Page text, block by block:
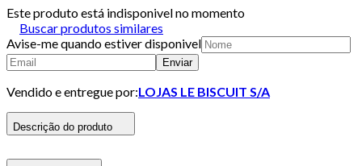
Este produto está indisponivel no momento
Buscar produtos similares
Avise-me quando estiver disponivel
Enviar
Vendido e entregue por:LOJAS LE BISCUIT S/A
Descrição do produto